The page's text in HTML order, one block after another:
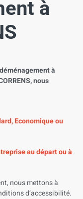
à
à
nous
Economique ou
au départ ou à
nous mettons à
d’accessibilité.